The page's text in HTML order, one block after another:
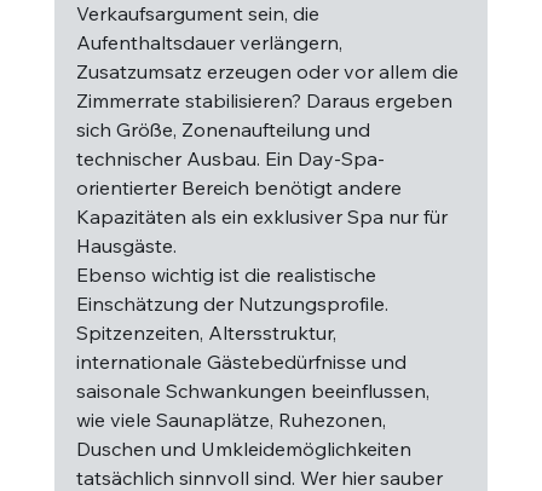
Verkaufsargument sein, die
Aufenthaltsdauer verlängern,
Zusatzumsatz erzeugen oder vor allem die
Zimmerrate stabilisieren? Daraus ergeben
sich Größe, Zonenaufteilung und
technischer Ausbau. Ein Day-Spa-
orientierter Bereich benötigt andere
Kapazitäten als ein exklusiver Spa nur für
Hausgäste.
Ebenso wichtig ist die realistische
Einschätzung der Nutzungsprofile.
Spitzenzeiten, Altersstruktur,
internationale Gästebedürfnisse und
saisonale Schwankungen beeinflussen,
wie viele Saunaplätze, Ruhezonen,
Duschen und Umkleidemöglichkeiten
tatsächlich sinnvoll sind. Wer hier sauber